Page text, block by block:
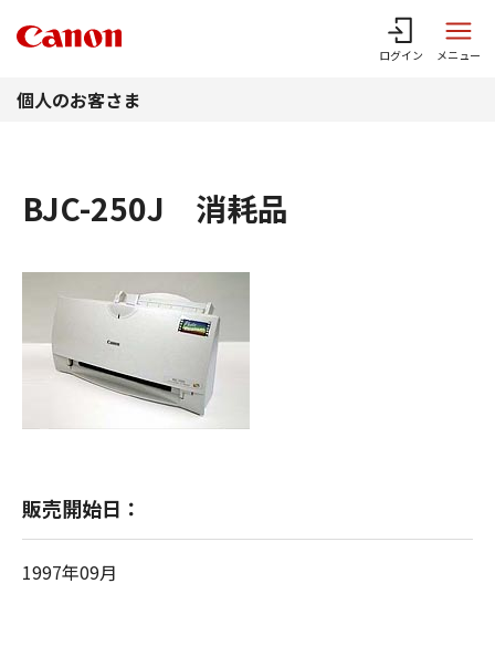
ログイン メニュー
個人のお客さま
BJC-250J 消耗品
販売開始日：
1997年09月